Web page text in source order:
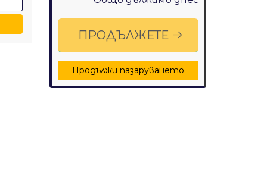
ПРОДЪЛЖЕТЕ
Продължи пазаруването